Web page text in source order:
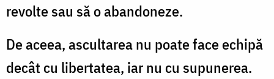
revolte sau să o abandoneze.
De aceea, ascultarea nu poate face echipă
decât cu libertatea, iar nu cu supunerea.